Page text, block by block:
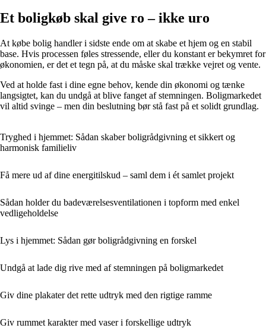
Et boligkøb skal give ro – ikke uro
At købe bolig handler i sidste ende om at skabe et hjem og en stabil
base. Hvis processen føles stressende, eller du konstant er bekymret for
økonomien, er det et tegn på, at du måske skal trække vejret og vente.
Ved at holde fast i dine egne behov, kende din økonomi og tænke
langsigtet, kan du undgå at blive fanget af stemningen. Boligmarkedet
vil altid svinge – men din beslutning bør stå fast på et solidt grundlag.
Tryghed i hjemmet: Sådan skaber boligrådgivning et sikkert og
harmonisk familieliv
Få mere ud af dine energitilskud – saml dem i ét samlet projekt
Sådan holder du badeværelsesventilationen i topform med enkel
vedligeholdelse
Lys i hjemmet: Sådan gør boligrådgivning en forskel
Undgå at lade dig rive med af stemningen på boligmarkedet
Giv dine plakater det rette udtryk med den rigtige ramme
Giv rummet karakter med vaser i forskellige udtryk